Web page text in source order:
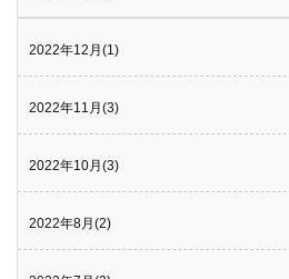
2022年12月(1)
2022年11月(3)
2022年10月(3)
2022年8月(2)